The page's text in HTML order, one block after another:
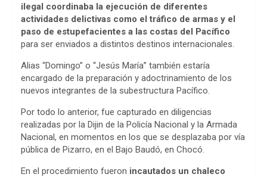
k p
ilegal coordinaba la ejecución de diferentes
actividades delictivas como el tráfico de armas y el
paso de estupefacientes a las costas del Pacífico
para ser enviados a distintos destinos internacionales.
Alias “Domingo” o “Jesús María” también estaría
encargado de la preparación y adoctrinamiento de los
nuevos integrantes de la subestructura Pacífico.
Por todo lo anterior, fue capturado en diligencias
realizadas por la Dijin de la Policía Nacional y la Armada
Nacional, en momentos en los que se desplazaba por vía
pública de Pizarro, en el Bajo Baudó, en Chocó.
En el procedimiento fueron incautados un chaleco